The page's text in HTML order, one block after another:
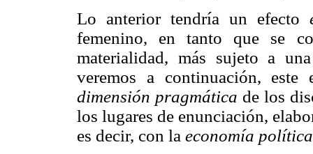
Lo anterior tendría un efecto
femenino, en tanto que se
materialidad, más sujeto a
veremos a continuación,
dimensión pragmática de los
los lugares de enunciación,
es decir, con la economía